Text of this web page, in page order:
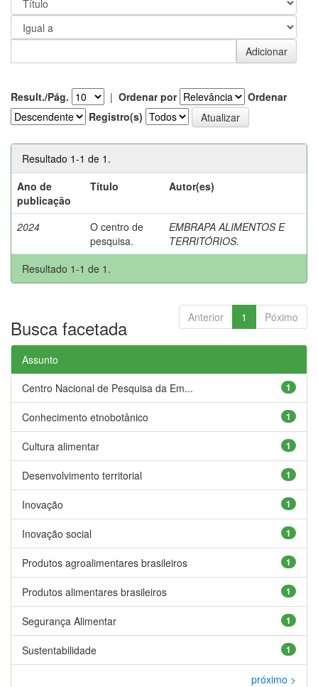
Result./Pág. | Ordenar por
Ordenar
Registro(s)
Resultado 1-1 de 1.
Ano de
publicação
Título Autor(es)
2024
O centro de
pesquisa.
EMBRAPA ALIMENTOS E
TERRITÓRIOS.
Resultado 1-1 de 1.
Anterior 1 Póximo
Busca facetada
Assunto
1
Centro Nacional de Pesquisa da Em...
1
Conhecimento etnobotânico
1
Cultura alimentar
1
Desenvolvimento territorial
1
Inovação
1
Inovação social
1
Produtos agroalimentares brasileiros
1
Produtos alimentares brasileiros
1
Segurança Alimentar
1
Sustentabilidade
próximo >